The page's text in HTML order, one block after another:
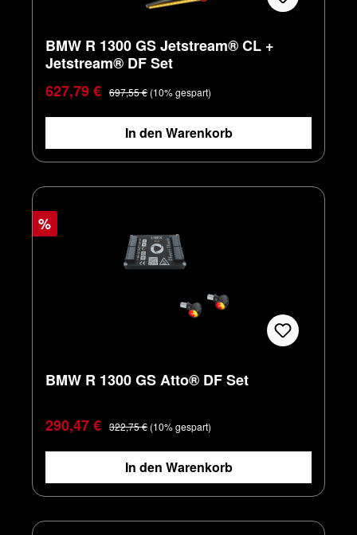
BMW R 1300 GS Jetstream® CL +
Jetstream® DF Set
Verkaufspreis:
627,79 € Regulärer Preis:
697,55 € (10% gespart)
In den Warenkorb
%
BMW R 1300 GS Atto® DF Set
Verkaufspreis:
290,47 € Regulärer Preis:
322,75 € (10% gespart)
In den Warenkorb